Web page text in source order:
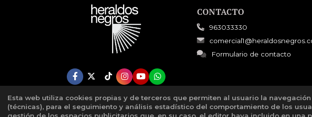
CONTACTO
963033330
Formulario de contacto
Esta web utiliza cookies propias y de terceros que permiten al usuario la
(técnicas), para el seguimiento y análisis estadístico del comportamiento de los